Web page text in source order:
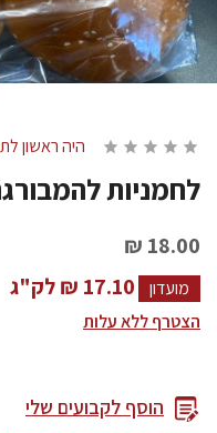
היה ראשון
לחמניות
18.00 ₪
מועדון 17.10 ₪ לק"ג
הצטרף ללא עלות
הוסף לקבועים שלי